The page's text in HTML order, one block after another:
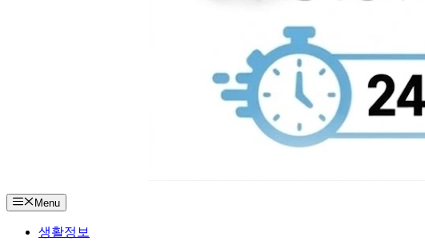
Menu
생활정보